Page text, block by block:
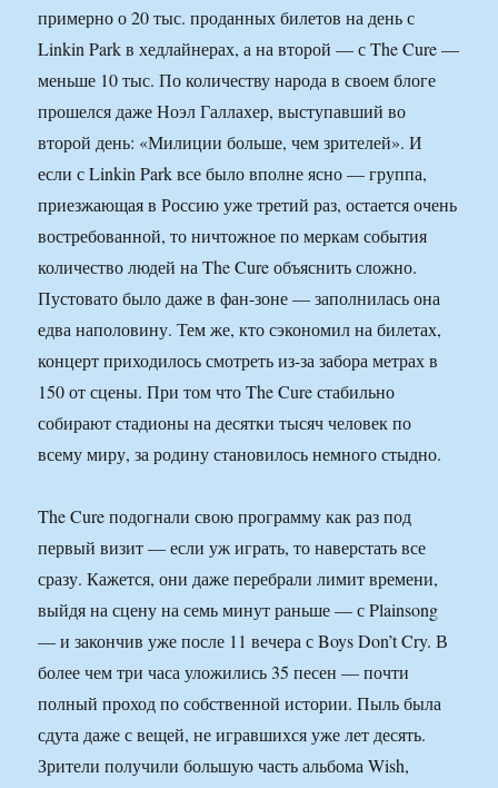
примерно о 20 тыс. проданных билетов на день с
Linkin Park в хедлайнерах, а на второй — с The Cure —
меньше 10 тыс. По количеству народа в своем блоге
прошелся даже Ноэл Галлахер, выступавший во
второй день: «Милиции больше, чем зрителей». И
если с Linkin Park все было вполне ясно — группа,
приезжающая в Россию уже третий раз, остается очень
востребованной, то ничтожное по меркам события
количество людей на The Cure объяснить сложно.
Пустовато было даже в фан-зоне — заполнилась она
едва наполовину. Тем же, кто сэкономил на билетах,
концерт приходилось смотреть из-за забора метрах в
150 от сцены. При том что The Cure стабильно
собирают стадионы на десятки тысяч человек по
всему миру, за родину становилось немного стыдно.
The Cure подогнали свою программу как раз под
первый визит — если уж играть, то наверстать все
сразу. Кажется, они даже перебрали лимит времени,
выйдя на сцену на семь минут раньше — с Plainsong
— и закончив уже после 11 вечера с Boys Don’t Cry. В
более чем три часа уложились 35 песен — почти
полный проход по собственной истории. Пыль была
сдута даже с вещей, не игравшихся уже лет десять.
Зрители получили большую часть альбома Wish,